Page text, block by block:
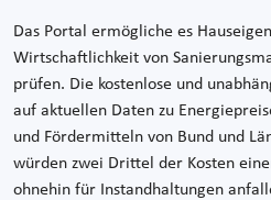
Das Portal ermögliche es
Wirtschaftlichkeit von
prüfen. Die kostenlose und
auf aktuellen Daten zu
und Fördermitteln von Bund und
würden zwei Drittel der Kosten
ohnehin für Instandhaltungen